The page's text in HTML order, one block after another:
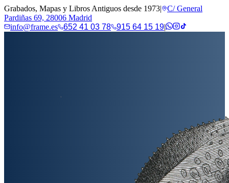
Grabados, Mapas y Libros Antiguos desde 1973|
C/ General
Pardiñas 69, 28006 Madrid
info@frame.es
652 41 03 78 915 64 15 19|